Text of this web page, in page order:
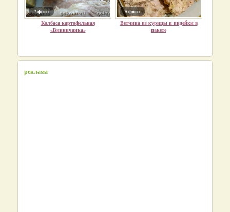
7 фото
Колбаса картофельная
«Винничанка»
5 фото
Ветчина из курицы и индейки в
пакете
реклама